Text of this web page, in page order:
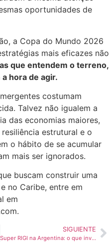
oportunidades de
a Copa do Mundo 2026
mais eficazes não
que entendem o terreno,
hora de agir.
costumam
Talvez não igualem a
das economias maiores,
estrutural e o
o hábito de se acumular
mais ser ignorados.
buscam construir uma
no Caribe, entre em
em
SIGUIENTE
Super RIGI na Argentina: o que investidores internacionais devem saber